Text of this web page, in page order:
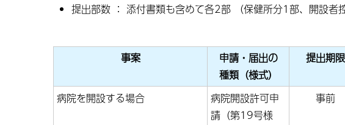
提出部数 ： 添付書類も含めて各2部 （保健所分1部、開設者
事案
申請・届出の
種類（様式）
提出期限
病院を開設する場合
病院開設許可申
請（第19号様
事前